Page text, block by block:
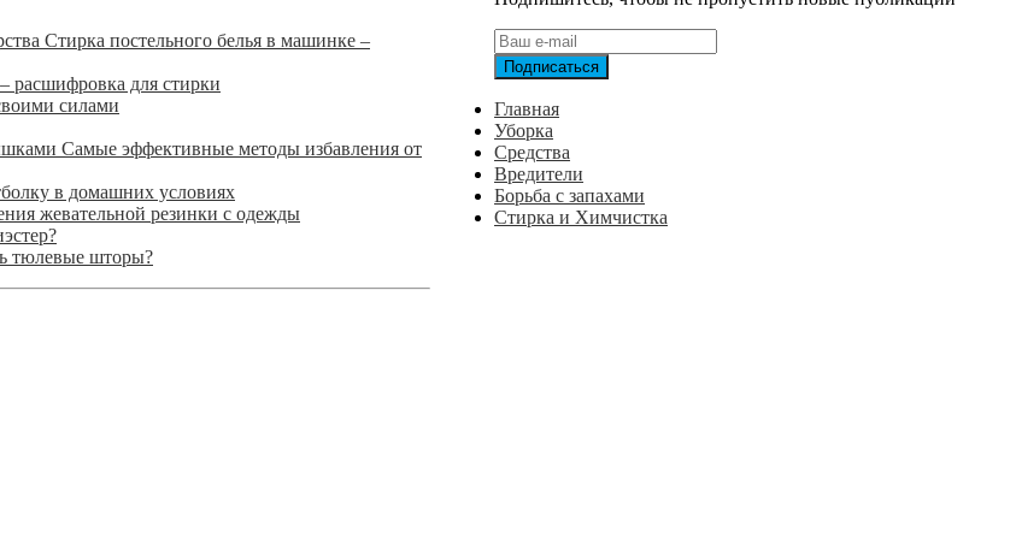
Стирка постельного белья в машинке –
расшифровка для стирки
силами
Самые эффективные методы избавления от
в домашних условиях
жевательной резинки с одежды
тюлевые шторы?
Главная
Уборка
Средства
Вредители
Борьба с запахами
Стирка и Химчистка